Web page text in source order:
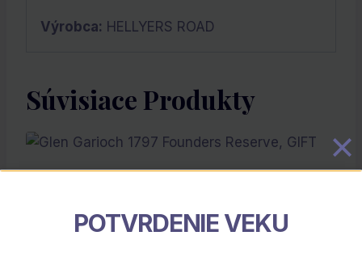
Výrobca: HELLYERS ROAD
Súvisiace Produkty
POTVRDENIE VEKU